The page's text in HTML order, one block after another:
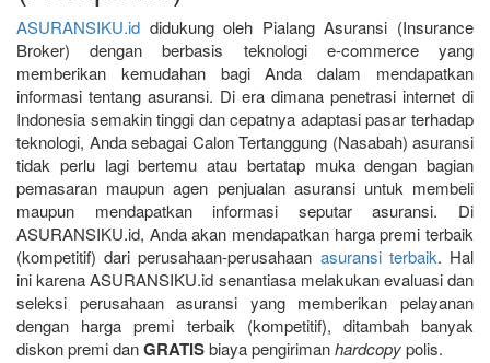
ASURANSIKU.id didukung oleh Pialang Asuransi (Insurance
Broker) dengan berbasis teknologi e-commerce yang
memberikan kemudahan bagi Anda dalam mendapatkan
informasi tentang asuransi. Di era dimana penetrasi internet di
Indonesia semakin tinggi dan cepatnya adaptasi pasar terhadap
teknologi, Anda sebagai Calon Tertanggung (Nasabah) asuransi
tidak perlu lagi bertemu atau bertatap muka dengan bagian
pemasaran maupun agen penjualan asuransi untuk membeli
maupun mendapatkan informasi seputar asuransi. Di
ASURANSIKU.id, Anda akan mendapatkan harga premi terbaik
(kompetitif) dari perusahaan-perusahaan asuransi terbaik. Hal
ini karena ASURANSIKU.id senantiasa melakukan evaluasi dan
seleksi perusahaan asuransi yang memberikan pelayanan
dengan harga premi terbaik (kompetitif), ditambah banyak
diskon premi danGRATISbiaya pengirimanhardcopypolis.